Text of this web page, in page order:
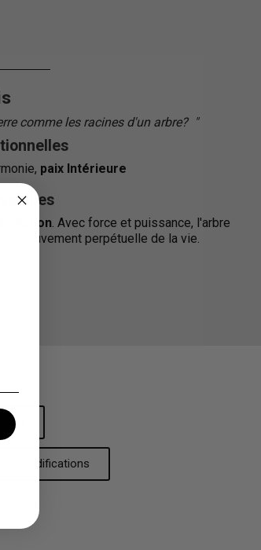
comme les racines d'un arbre? ""
paix Intérieure
. Avec force et puissance, l'arbre
mouvement perpétuelle de la vie.
et modifications